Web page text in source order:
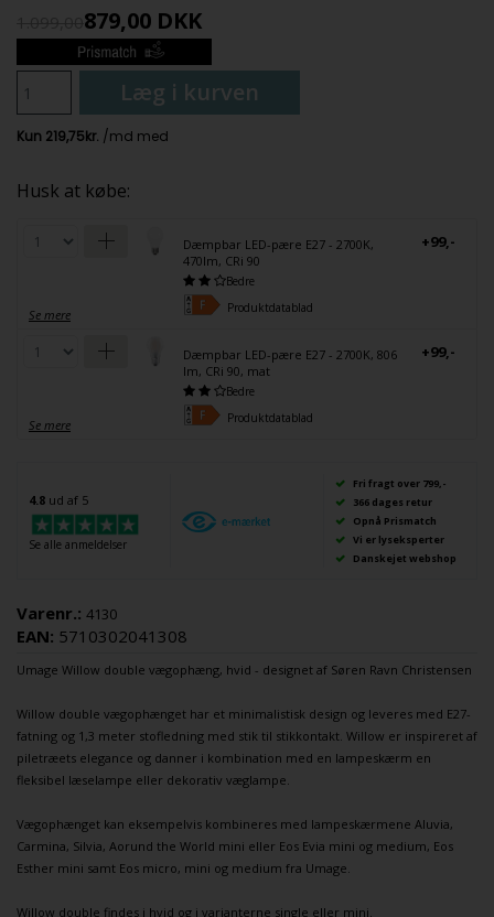
879,00 DKK
Læg i kurven
Husk at købe:
Se mere
Dæmpbar LED-pære E27 - 2700K,
470lm, CRi 90
Bedre
Produktdatablad
+99,-
Se mere
Dæmpbar LED-pære E27 - 2700K, 806
lm, CRi 90, mat
Bedre
Produktdatablad
+99,-
4.8 ud af 5
Se alle anmeldelser
Fri fragt over 799,-
366 dages retur
Opnå Prismatch
Vi er lyseksperter
Danskejet webshop
Varenr.: 4130
EAN: 5710302041308
Umage Willow double vægophæng, hvid - designet af Søren Ravn Christensen
Willow double vægophænget har et minimalistisk design og leveres med E27-
fatning og 1,3 meter stofledning med stik til stikkontakt. Willow er inspireret af
piletræets elegance og danner i kombination med en lampeskærm en
fleksibel læselampe eller dekorativ væglampe.
Vægophænget kan eksempelvis kombineres med lampeskærmene Aluvia,
Carmina, Silvia, Aorund the World mini eller Eos Evia mini og medium, Eos
Esther mini samt Eos micro, mini og medium fra Umage.
Willow double findes i hvid og i varianterne single eller mini.